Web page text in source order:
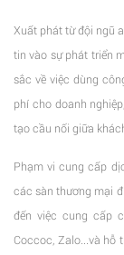
Xuất phát từ đội ngũ
tin vào sự phát triển
sắc về việc dùng
phí cho doanh
tạo cầu nối giữa
Phạm vi cung cấp
các sàn thương mại
đến việc cung cấp
Coccoc, Zalo...và hỗ